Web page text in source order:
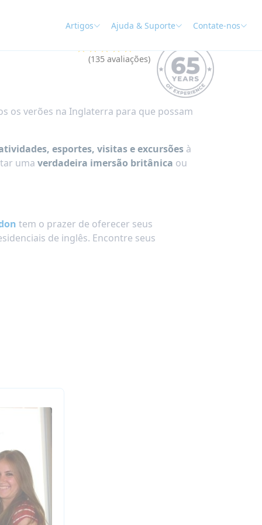
Artigos Ajuda & Suporte Contate-nos
★★★★★4.9
(135 avaliações)
os verões na Inglaterra para que possam
esportes, visitas e excursões à
uma verdadeira imersão britânica ou
tem o prazer de oferecer seus
de inglês. Encontre seus